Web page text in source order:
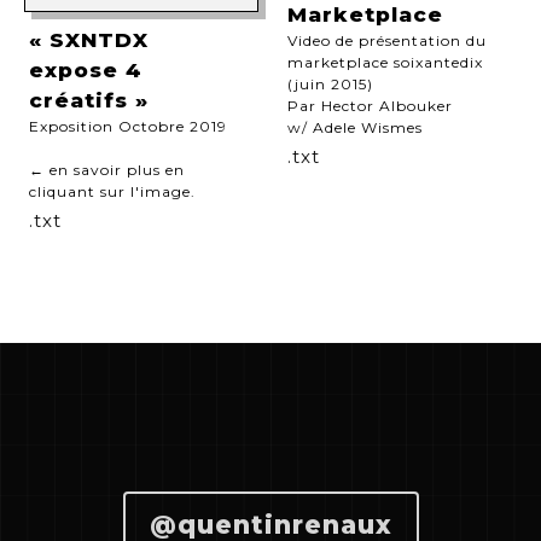
« SXNTDX
expose 4
créatifs »
Exposition Octobre 2019
← en savoir plus en
cliquant sur l'image.
.txt
Marketplace
Video de présentation du
marketplace soixantedix
(juin 2015)
Par Hector Albouker
w/ Adele Wismes
.txt
@quentinrenaux